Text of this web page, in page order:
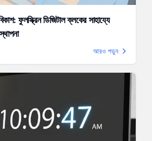
ফুলস্ক্রিন ডিজিটাল ক্লকের সাহায্যে
আরও পড়ুন